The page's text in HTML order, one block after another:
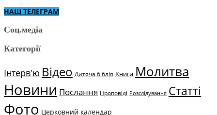
НАШ ТЕЛЕГРАМ
Соц.медіа
Категорії
Інтерв'ю Відео Дитяча біблія Книга Молитва
Новини Послання Проповіді Розслідування Статті
Фото Церковний календар